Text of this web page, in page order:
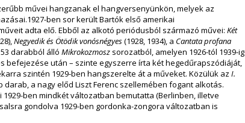
művei hangzanak el hangversenyünkön, melyek az
ben sor került Bartók első amerikai
adta elő. Ebből az alkotó periódusból származó művei: Két
Negyedik és Ötödik vonósnégyes(1928, 1934), a Cantata profana
darabból álló Mikrokozmosz sorozatból, amelyen 1926-tól 1939-ig
befejezése után – szinte egyszerre írta két hegedűrapszódiáját,
szintén 1929-ben hangszerelte át a műveket. Közülük az I.
a nagy előd Liszt Ferenc szellemében fogant alkotás.
1929-ben mindkét változatban bemutatta (Berlinben, illetve
gondolva 1929-ben gordonka-zongora változatban is